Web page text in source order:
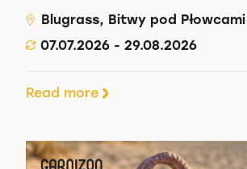
Blugrass, Bitwy pod
07.07.2026 - 29.08.2026
Read more